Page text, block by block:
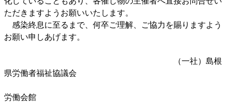
ただきますようお願いいたします。
感染終息に至るまで、何卒ご理解、ご協力を賜りますよう
お願い申しあげます。
（一社）島根
県労働者福祉協議会
労働会館